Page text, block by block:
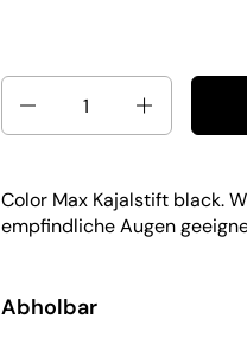
Color Max Kajalstift black.
empfindliche Augen
Abholbar